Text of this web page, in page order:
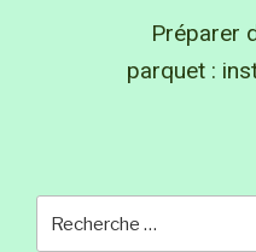
Préparer
parquet :